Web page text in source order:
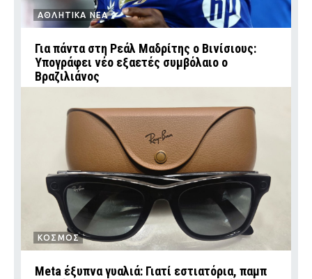
ΑΘΛΗΤΙΚΑ ΝΕΑ
Για πάντα στη Ρεάλ Μαδρίτης ο Βινίσιους:
Υπογράφει νέο εξαετές συμβόλαιο ο
Βραζιλιάνος
ΚΟΣΜΟΣ
Meta έξυπνα γυαλιά: Γιατί εστιατόρια, παμπ